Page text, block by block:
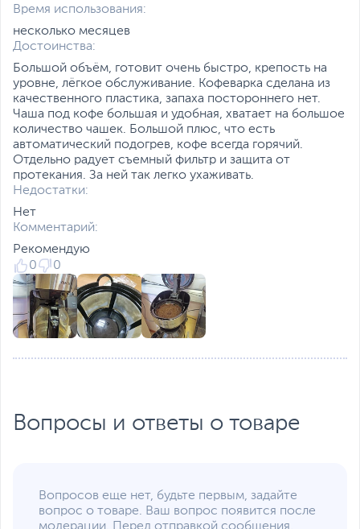
Время использования:
несколько месяцев
Достоинства:
Большой объём, готовит очень быстро, крепость на
уровне, лёгкое обслуживание. Кофеварка сделана из
качественного пластика, запаха постороннего нет.
Чаша под кофе большая и удобная, хватает на большое
количество чашек. Большой плюс, что есть
автоматический подогрев, кофе всегда горячий.
Отдельно радует съемный фильтр и защита от
протекания. За ней так легко ухаживать.
Недостатки:
Нет
Комментарий:
Рекомендую
0
0
Вопросы и ответы о товаре
Вопросов еще нет, будьте первым, задайте
вопрос о товаре. Ваш вопрос появится после